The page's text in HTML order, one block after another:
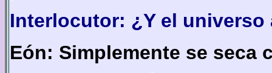
Interlocutor: ¿Y el
Eón: Simplemente se seca